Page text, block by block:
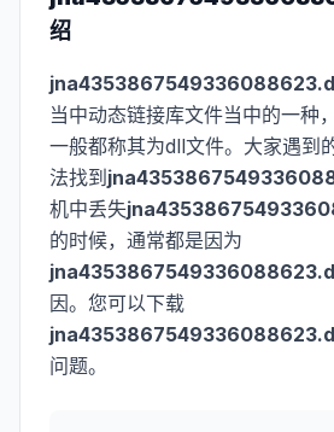
绍
当中动态链接库文件当中的一种
一般都称其为dll文件。大家遇到
法找到
机中丢失
的时候，通常都是因为
因。您可以下载
问题。